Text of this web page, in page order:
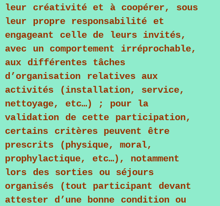
leur créativité et à coopérer, sous
leur propre responsabilité et
engageant celle de leurs invités,
avec un comportement irréprochable,
aux différentes tâches
d’organisation relatives aux
activités (installation, service,
nettoyage, etc…) ; pour la
validation de cette participation,
certains critères peuvent être
prescrits (physique, moral,
prophylactique, etc…), notamment
lors des sorties ou séjours
organisés (tout participant devant
attester d’une bonne condition ou